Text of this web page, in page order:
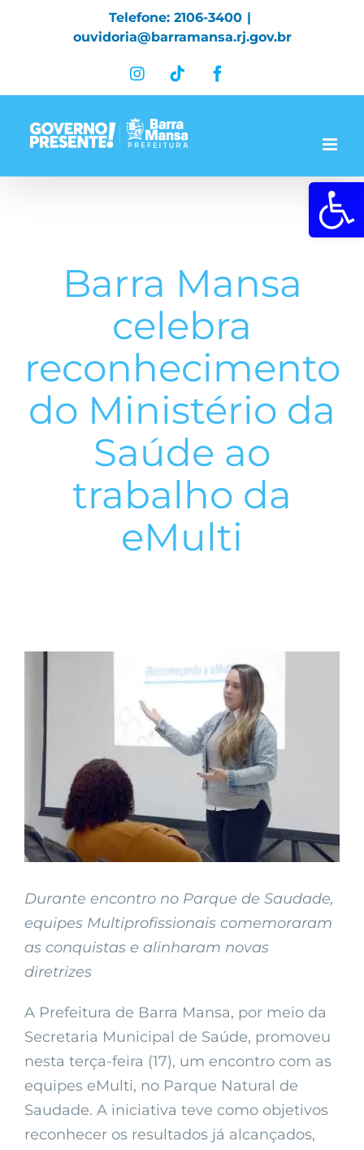
Abrir a
Telefone: 2106-3400 |
ouvidoria@barramansa.rj.gov.br
InstagramTiktok
Barra Mansa
celebra
reconhecimento
do Ministério da
Saúde ao
trabalho da
eMulti
Image
Durante encontro no Parque de Saudade,
equipes Multiprofissionais comemoraram
as conquistas e alinharam novas
diretrizes
A Prefeitura de Barra Mansa, por meio da
Secretaria Municipal de Saúde, promoveu
nesta terça-feira (17), um encontro com as
equipes eMulti, no Parque Natural de
Saudade. A iniciativa teve como objetivos
reconhecer os resultados já alcançados,